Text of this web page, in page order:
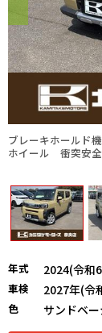
ブレーキホールド
ホイール 衝突安
年式 2024(令和
車検 2027年(令
色 サンドベ